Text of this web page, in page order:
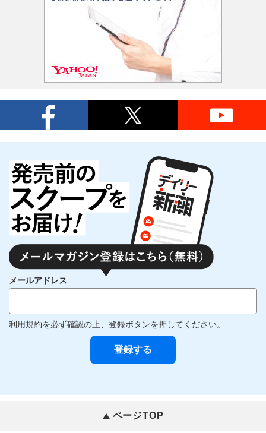
メールアドレス
利用規約を必ず確認の上、登録ボタンを押してください。
ページTOP